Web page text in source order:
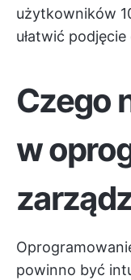
użytkowników
ułatwić
Czego
w
powinno być